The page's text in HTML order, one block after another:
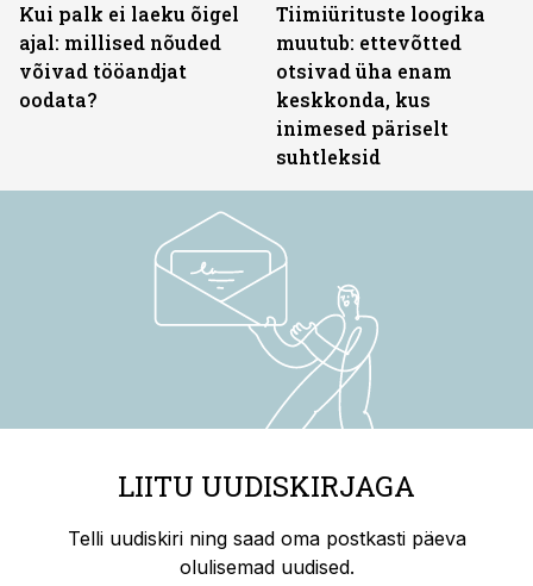
Kui palk ei laeku õigel
ajal: millised nõuded
võivad tööandjat
oodata?
Tiimiürituste loogika
muutub: ettevõtted
otsivad üha enam
keskkonda, kus
inimesed päriselt
suhtleksid
LIITU UUDISKIRJAGA
Telli uudiskiri ning saad oma postkasti päeva
olulisemad uudised.